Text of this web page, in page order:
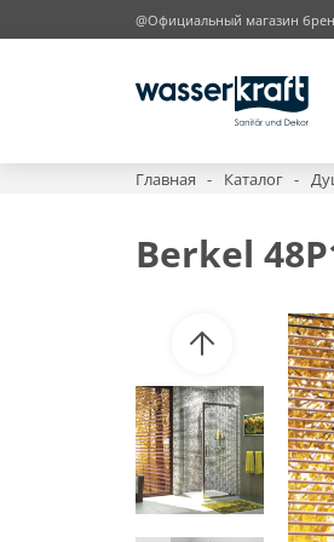
@Официальный магазин
Главная Каталог
Berkel